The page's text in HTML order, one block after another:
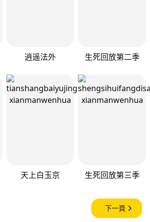
逍遥法外 生死回放第二季
天上白玉京 生死回放第三季
下一頁